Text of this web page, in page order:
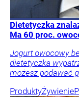
Dietetyczka
Ma 60 proc.
Jogurt owocowy
dietetyczka
możesz podawać
ProduktyŻywienie